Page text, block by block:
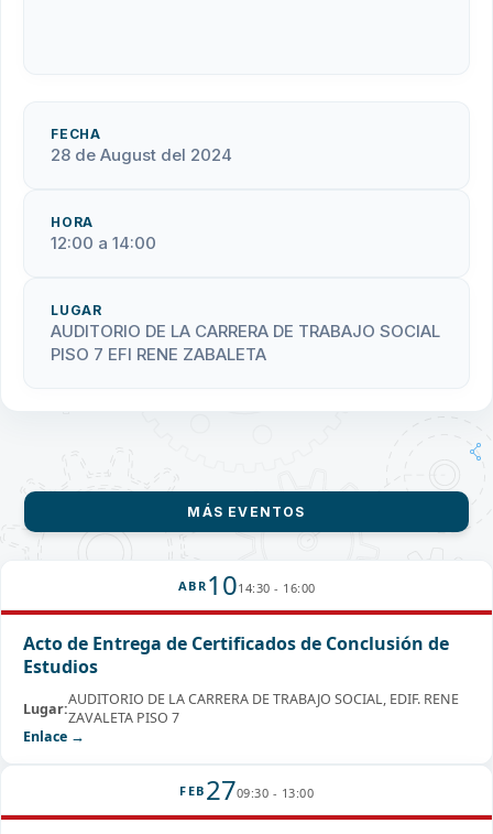
FECHA
28 de August del 2024
HORA
12:00 a 14:00
LUGAR
AUDITORIO DE LA CARRERA DE TRABAJO SOCIAL
PISO 7 EFI RENE ZABALETA
MÁS EVENTOS
ABR 1014:30 - 16:00
Acto de Entrega de Certificados de Conclusión de
Estudios
Lugar:AUDITORIO DE LA CARRERA DE TRABAJO SOCIAL, EDIF. RENE
ZAVALETA PISO 7
Enlace →
FEB 2709:30 - 13:00